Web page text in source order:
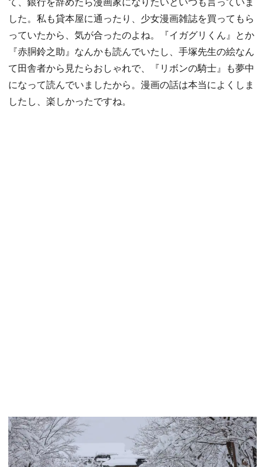
した。私も貸本屋に通ったり、少女漫画雑誌を買ってもら
っていたから、気が合ったのよね。『イガグリくん』とか
『赤胴鈴之助』なんかも読んでいたし、手塚先生の絵なん
て田舎者から見たらおしゃれで、『リボンの騎士』も夢中
になって読んでいましたから。漫画の話は本当によくしま
したし、楽しかったですね。